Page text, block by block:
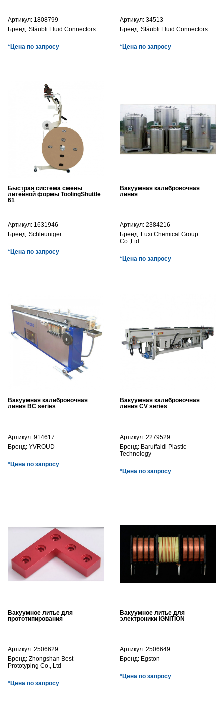
Артикул: 1808799
Бренд: Stäubli Fluid Connectors
*Цена по запросу
Артикул: 34513
Бренд: Stäubli Fluid Connectors
*Цена по запросу
Быстрая система смены
литейной формы ToolingShuttle
61
Артикул: 1631946
Бренд: Schleuniger
*Цена по запросу
Вакуумная калибровочная
линия
Артикул: 2384216
Бренд: Luxi Chemical Group
Co.,Ltd.
*Цена по запросу
Вакуумная калибровочная
линия BC series
Артикул: 914617
Бренд: YVROUD
*Цена по запросу
Вакуумная калибровочная
линия CV series
Артикул: 2279529
Бренд: Baruffaldi Plastic
Technology
*Цена по запросу
Вакуумное литье для
прототипирования
Артикул: 2506629
Бренд: Zhongshan Best
Prototyping Co., Ltd
*Цена по запросу
Вакуумное литье для
электроники IGNITION
Артикул: 2506649
Бренд: Egston
*Цена по запросу